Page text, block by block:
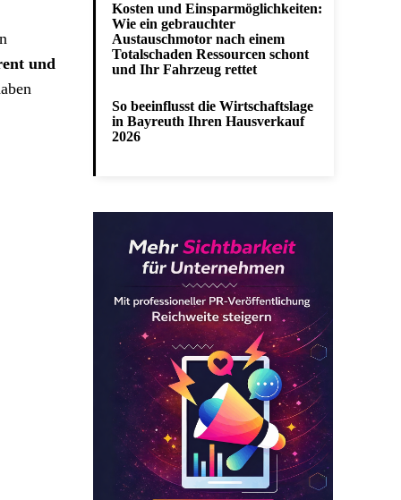
und
Kosten und Einsparmöglichkeiten:
Wie ein gebrauchter
Austauschmotor nach einem
Totalschaden Ressourcen schont
und Ihr Fahrzeug rettet
So beeinflusst die Wirtschaftslage
in Bayreuth Ihren Hausverkauf
2026